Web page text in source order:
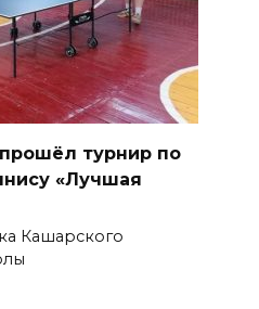
турнир по
«Лучшая
Кашарского